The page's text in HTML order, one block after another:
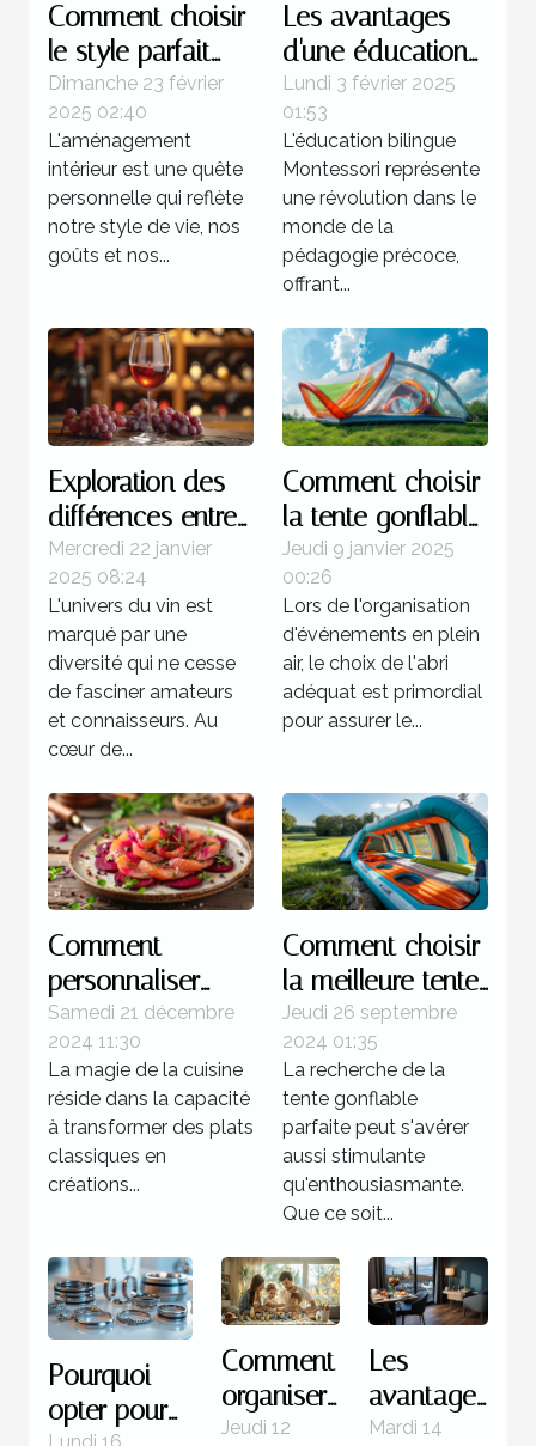
Comment choisir
le style parfait
pour votre
aménagement
intérieur
Dimanche 23 février
2025 02:40
L'aménagement
intérieur est une quête
personnelle qui reflète
notre style de vie, nos
goûts et nos...
Les avantages
d'une éducation
bilingue
Montessori dès la
petite enfance
Lundi 3 février 2025
01:53
L'éducation bilingue
Montessori représente
une révolution dans le
monde de la
pédagogie précoce,
offrant...
Exploration des
différences entre
les vins de la rive
gauche et de la
rive droite
Mercredi 22 janvier
2025 08:24
L'univers du vin est
marqué par une
diversité qui ne cesse
de fasciner amateurs
et connaisseurs. Au
cœur de...
Comment choisir
la tente gonflable
idéale pour vos
événements
Jeudi 9 janvier 2025
00:26
Lors de l'organisation
d'événements en plein
air, le choix de l'abri
adéquat est primordial
pour assurer le...
Comment
personnaliser
votre gravlax à la
betterave avec
des épices
locales
Samedi 21 décembre
2024 11:30
La magie de la cuisine
réside dans la capacité
à transformer des plats
classiques en
créations...
Comment choisir
la meilleure tente
gonflable pour
votre prochain
événement
Jeudi 26 septembre
2024 01:35
La recherche de la
tente gonflable
parfaite peut s'avérer
aussi stimulante
qu'enthousiasmante.
Que ce soit...
Pourquoi
opter pour
Comment
organiser
une
Jeudi 12
Les
avantages
de
Mardi 14